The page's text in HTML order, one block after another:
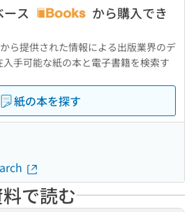
ス
から購入でき
ら提供された情報による出版業界のデ
手可能な紙の本と電子書籍を検索す
紙の本を探す
で読む